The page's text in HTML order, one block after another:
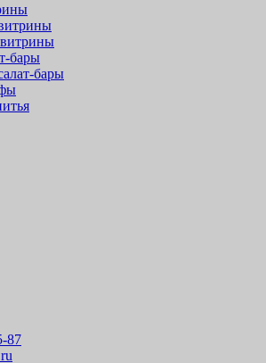
бары
бары
87